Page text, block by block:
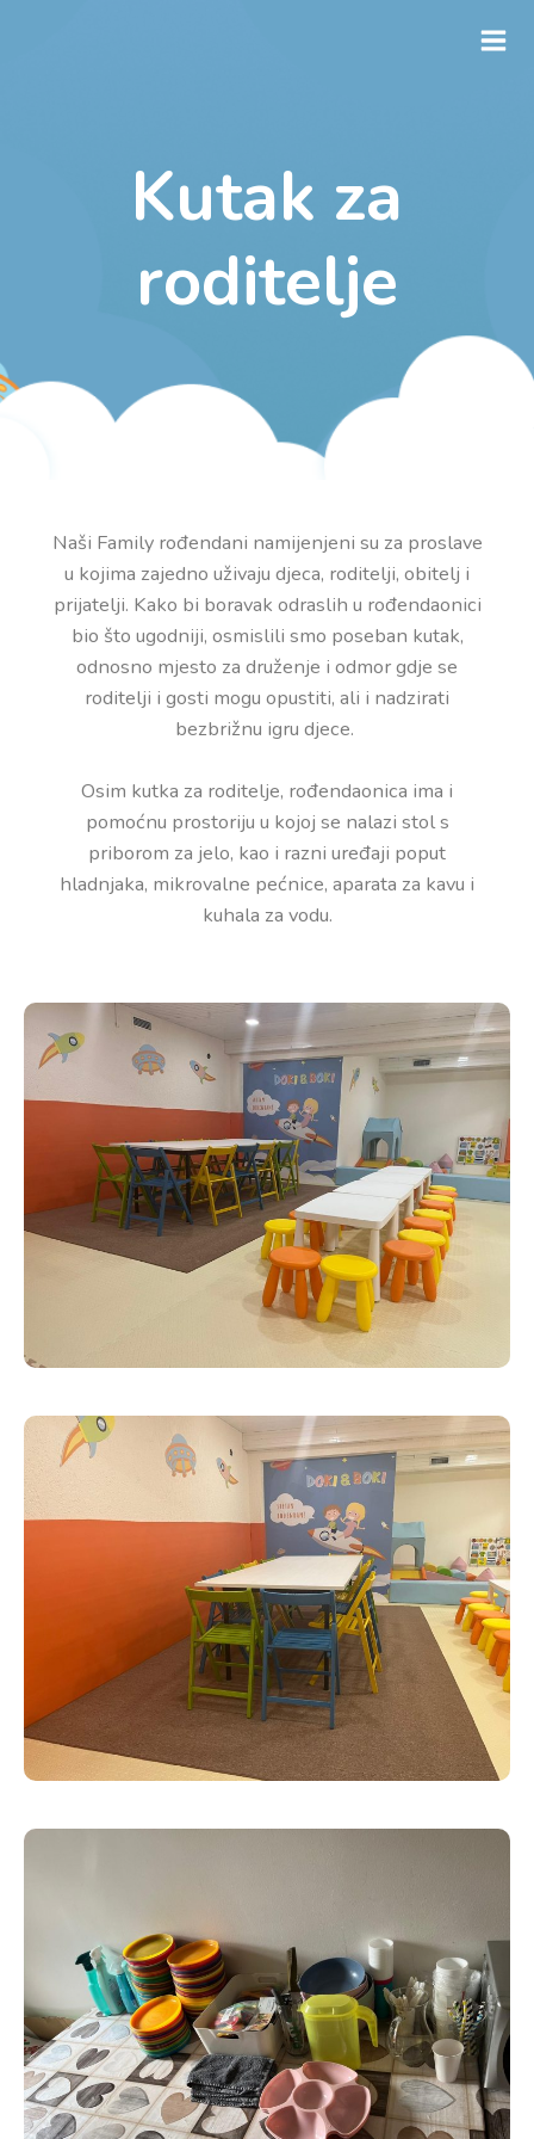
Kutak za
roditelje
Naši Family rođendani namijenjeni su za proslave
u kojima zajedno uživaju djeca, roditelji, obitelj i
prijatelji. Kako bi boravak odraslih u rođendaonici
bio što ugodniji, osmislili smo poseban kutak,
odnosno mjesto za druženje i odmor gdje se
roditelji i gosti mogu opustiti, ali i nadzirati
bezbrižnu igru djece.
Osim kutka za roditelje, rođendaonica ima i
pomoćnu prostoriju u kojoj se nalazi stol s
priborom za jelo, kao i razni uređaji poput
hladnjaka, mikrovalne pećnice, aparata za kavu i
kuhala za vodu.